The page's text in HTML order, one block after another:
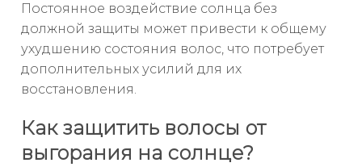
Постоянное воздействие солнца без
должной защиты может привести к общему
ухудшению состояния волос, что потребует
дополнительных усилий для их
восстановления.
Как защитить волосы от
выгорания на солнце?